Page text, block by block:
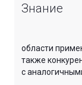
Знание
области
также
с